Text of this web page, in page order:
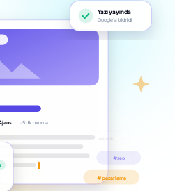
· 5 dk okuma
Yazı yayında
Google’a bildirildi